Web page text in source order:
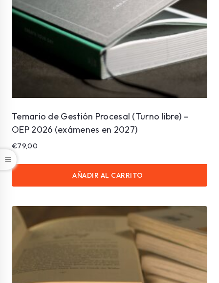
Temario de Gestión Procesal (Turno libre) –
OEP 2026 (exámenes en 2027)
€79,00
AÑADIR AL CARRITO